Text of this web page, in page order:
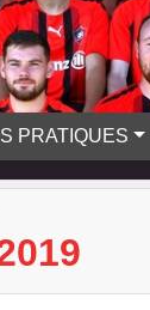
PRATIQUES